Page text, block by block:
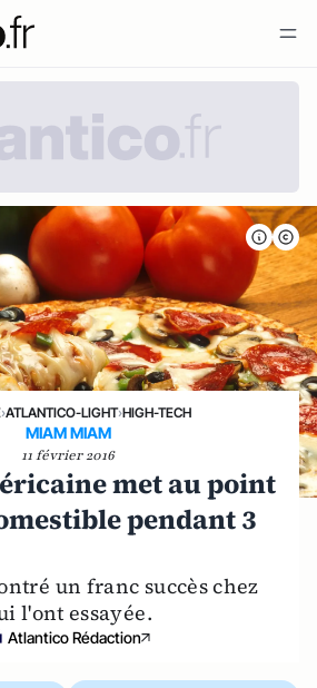
›ATLANTICO-LIGHT›HIGH-TECH
MIAM MIAM
11 février 2016
met au point
pendant 3
un franc succès chez
l'ont essayée.
Atlantico Rédaction